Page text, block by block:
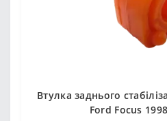
Втулка заднього
Ford Focus